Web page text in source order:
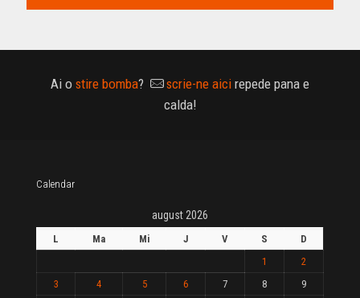
Ai o stire bomba? scrie-ne aici repede pana e
calda!
Calendar
august 2026
L Ma Mi J V S
D
1
2
3
4 5 6 7 8
9